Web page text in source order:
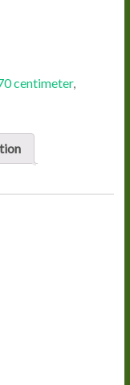
centimeter,